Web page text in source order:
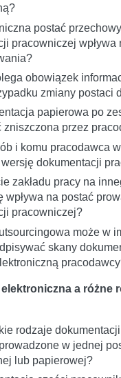
postać
pracowniczej wpływa
obowiązek
zmiany postaci
papierowa po
zniszczona przez
i komu pracodawca
dokumentacji
zakładu pracy na
wpływa na postać
pracowniczej?
może w
skany
a różne
rodzaje
w jednej
lub papierowej?